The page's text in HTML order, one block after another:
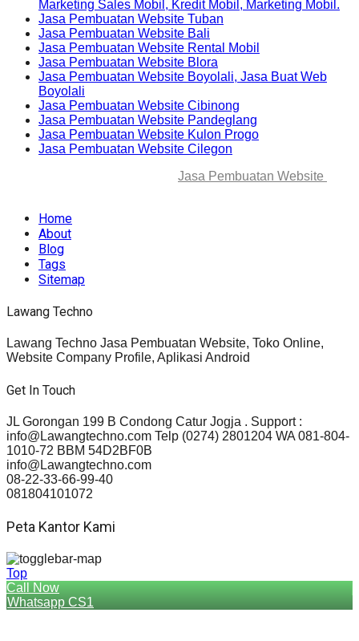
Marketing Sales Mobil, Kredit Mobil, Marketing Mobil.
Jasa Pembuatan Website Tuban
Jasa Pembuatan Website Bali
Jasa Pembuatan Website Rental Mobil
Jasa Pembuatan Website Blora
Jasa Pembuatan Website Boyolali, Jasa Buat Web
Boyolali
Jasa Pembuatan Website Cibinong
Jasa Pembuatan Website Pandeglang
Jasa Pembuatan Website Kulon Progo
Jasa Pembuatan Website Cilegon
Jasa Pembuatan Website
Home
About
Blog
Tags
Sitemap
Lawang Techno
Lawang Techno Jasa Pembuatan Website, Toko Online,
Website Company Profile, Aplikasi Android
Get In Touch
JL Gorongan 199 B Condong Catur Jogja . Support :
info@Lawangtechno.com Telp (0274) 2801204 WA 081-804-
1010-72 BBM 54D2BF0B
info@Lawangtechno.com
08-22-33-66-99-40
081804101072
Peta Kantor Kami
Top
Call Now
Whatsapp CS1